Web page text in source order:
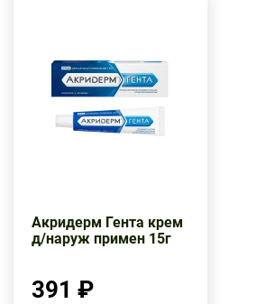
Акридерм Гента крем
д/наруж примен 15г
391 ₽